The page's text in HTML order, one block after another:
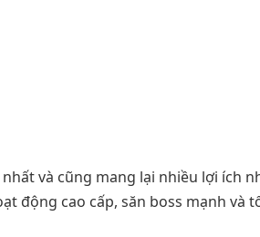
và cũng mang lại nhiều lợi ích
động cao cấp, săn boss mạnh và